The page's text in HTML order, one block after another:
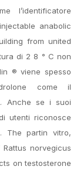
l’identificatore
anabolic
from united
di 2 8 ° C non
® viene spesso
come il
Anche se i suoi
utenti riconosce
The partin vitro,
norvegicus
on testosterone